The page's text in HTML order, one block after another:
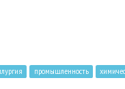
промышленность